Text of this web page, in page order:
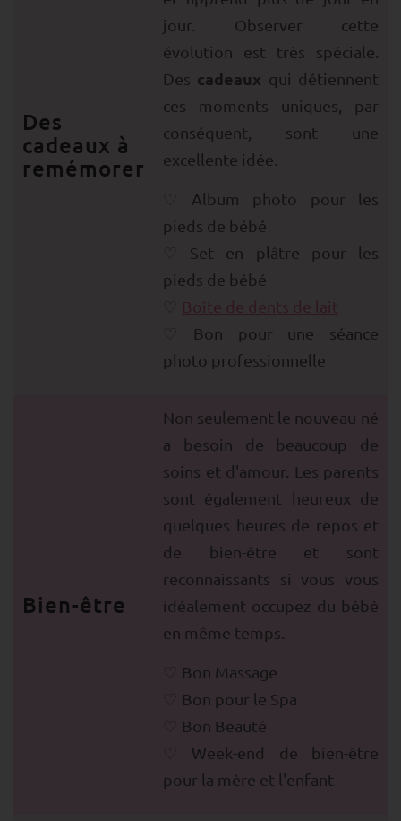
Des
cadeaux à
remémorer
jour. Observer cette
évolution est très spéciale.
Des cadeaux qui détiennent
ces moments uniques, par
conséquent, sont une
excellente idée.
Album photo pour les
pieds de bébé
Set en plâtre pour les
pieds de bébé
Boîte de dents de lait
Bon pour une séance
photo professionnelle
Bien-être
Non seulement le nouveau-né
a besoin de beaucoup de
soins et d'amour. Les parents
sont également heureux de
quelques heures de repos et
de bien-être et sont
reconnaissants si vous vous
idéalement occupez du bébé
en même temps.
Bon Massage
Bon pour le Spa
Bon Beauté
Week-end de bien-être
pour la mère et l'enfant